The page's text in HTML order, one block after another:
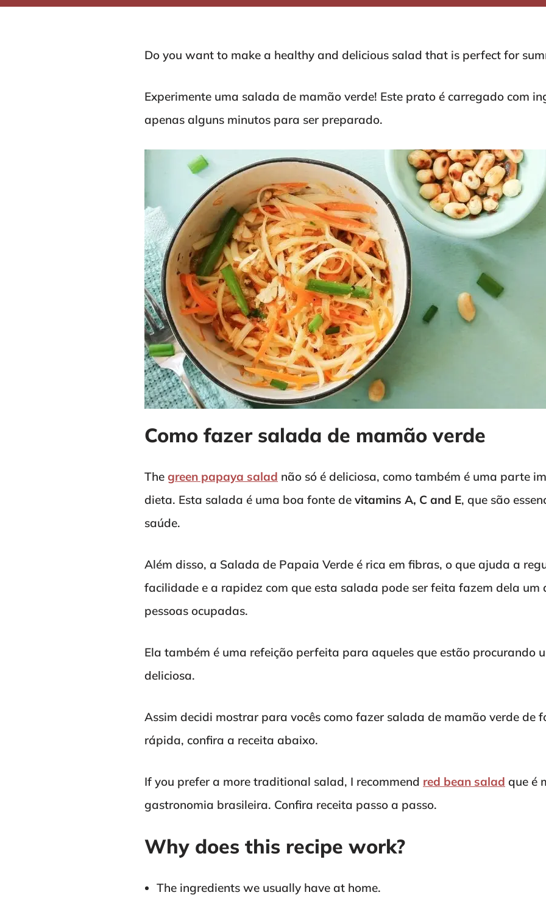
Do you want to make a healthy and delicious salad that is perfect for
Experimente uma salada de mamão verde! Este prato é carregado com
apenas alguns minutos para ser preparado.
Como fazer salada de mamão verde
The green papaya salad não só é deliciosa, como também é uma parte
dieta. Esta salada é uma boa fonte de vitamins A, C and E, que são
saúde.
Além disso, a Salada de Papaia Verde é rica em fibras, o que ajuda a
facilidade e a rapidez com que esta salada pode ser feita fazem dela
pessoas ocupadas.
Ela também é uma refeição perfeita para aqueles que estão procurando
deliciosa.
Assim decidi mostrar para vocês como fazer salada de mamão verde de
rápida, confira a receita abaixo.
If you prefer a more traditional salad, I recommend red bean salad que é
gastronomia brasileira. Confira receita passo a passo.
Why does this recipe work?
The ingredients we usually have at home.